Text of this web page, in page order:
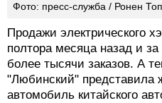
Фото: пресс-служба / Ронен
Продажи электрического
полтора месяца назад и
более тысячи заказов. А
"Любинский" представила
автомобиль китайского